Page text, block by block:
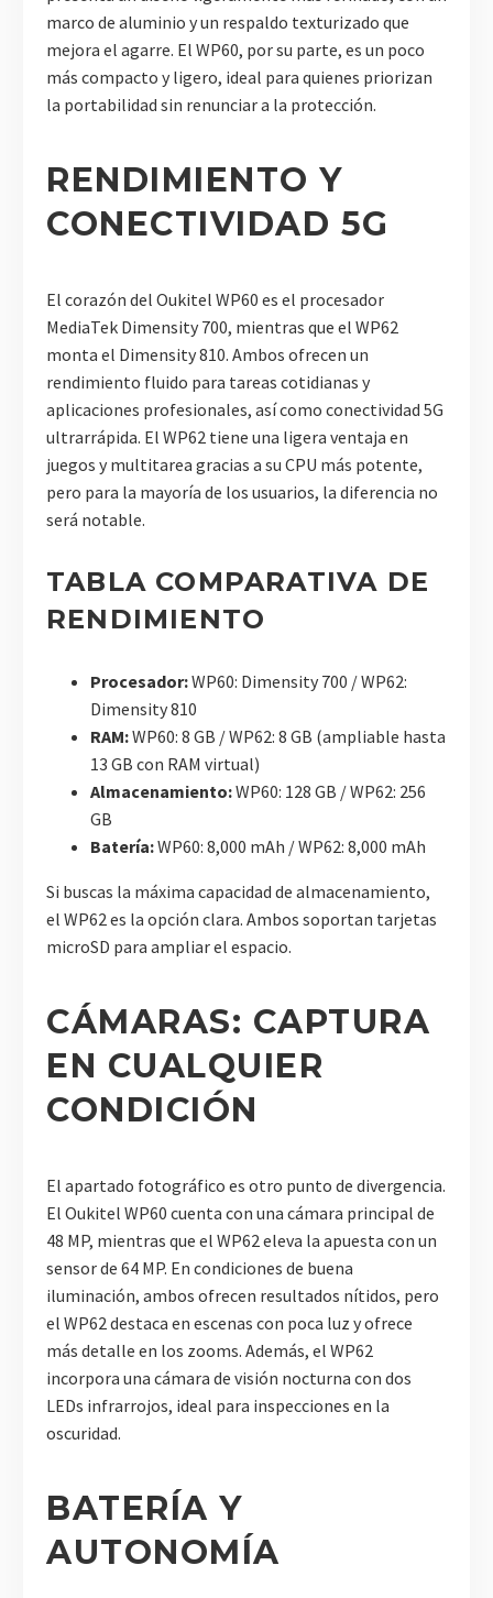
marco de aluminio y un respaldo texturizado que
mejora el agarre. El WP60, por su parte, es un poco
más compacto y ligero, ideal para quienes priorizan
la portabilidad sin renunciar a la protección.
RENDIMIENTO Y
CONECTIVIDAD 5G
El corazón del Oukitel WP60 es el procesador
MediaTek Dimensity 700, mientras que el WP62
monta el Dimensity 810. Ambos ofrecen un
rendimiento fluido para tareas cotidianas y
aplicaciones profesionales, así como conectividad 5G
ultrarrápida. El WP62 tiene una ligera ventaja en
juegos y multitarea gracias a su CPU más potente,
pero para la mayoría de los usuarios, la diferencia no
será notable.
TABLA COMPARATIVA DE
RENDIMIENTO
Procesador:WP60: Dimensity 700 / WP62:
Dimensity 810
RAM:WP60: 8 GB / WP62: 8 GB (ampliable hasta
13 GB con RAM virtual)
Almacenamiento:WP60: 128 GB / WP62: 256
GB
Batería:WP60: 8,000 mAh / WP62: 8,000 mAh
Si buscas la máxima capacidad de almacenamiento,
el WP62 es la opción clara. Ambos soportan tarjetas
microSD para ampliar el espacio.
CÁMARAS: CAPTURA
EN CUALQUIER
CONDICIÓN
El apartado fotográfico es otro punto de divergencia.
El Oukitel WP60 cuenta con una cámara principal de
48 MP, mientras que el WP62 eleva la apuesta con un
sensor de 64 MP. En condiciones de buena
iluminación, ambos ofrecen resultados nítidos, pero
el WP62 destaca en escenas con poca luz y ofrece
más detalle en los zooms. Además, el WP62
incorpora una cámara de visión nocturna con dos
LEDs infrarrojos, ideal para inspecciones en la
oscuridad.
BATERÍA Y
AUTONOMÍA